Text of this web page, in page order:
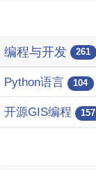
编程与开发 261
Python语言 104
开源GIS编程 157